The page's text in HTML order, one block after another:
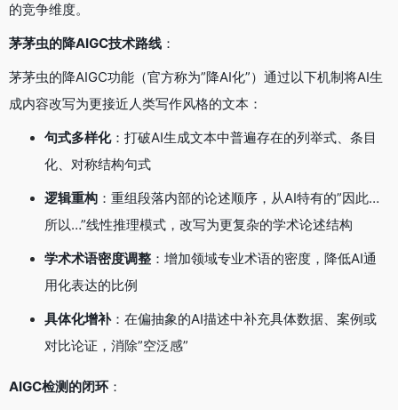
的竞争维度。
茅茅虫的降AIGC技术路线 ：
茅茅虫的降AIGC功能（官方称为”降AI化”）通过以下机制将AI生
成内容改写为更接近人类写作风格的文本：
句式多样化：打破AI生成文本中普遍存在的列举式、条目
化、对称结构句式
逻辑重构 ：重组段落内部的论述顺序，从AI特有的”因此…
所以…”线性推理模式，改写为更复杂的学术论述结构
学术术语密度调整 ：增加领域专业术语的密度，降低AI通
用化表达的比例
具体化增补：在偏抽象的AI描述中补充具体数据、案例或
对比论证，消除”空泛感”
AIGC检测的闭环：